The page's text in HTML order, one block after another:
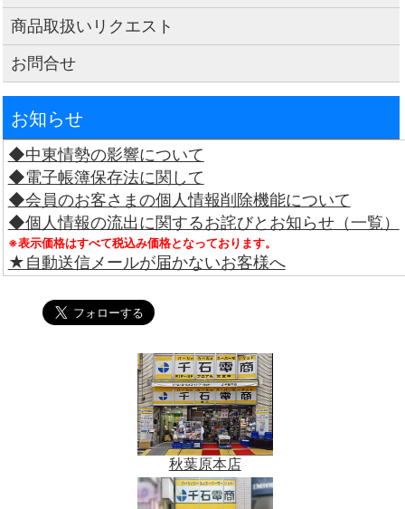
商品取扱いリクエスト
お問合せ
お知らせ
◆中東情勢の影響について
◆電子帳簿保存法に関して
◆会員のお客さまの個人情報削除機能について
◆個人情報の流出に関するお詫びとお知らせ（一覧）
※表示価格はすべて税込み価格となっております。
★自動送信メールが届かないお客様へ
秋葉原本店